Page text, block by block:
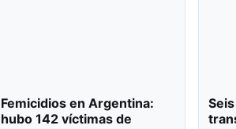
Femicidios en Argentina:
hubo 142 víctimas de